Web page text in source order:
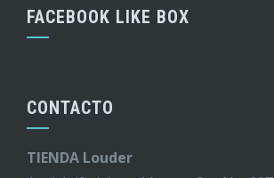
FACEBOOK LIKE BOX
CONTACTO
TIENDA Louder